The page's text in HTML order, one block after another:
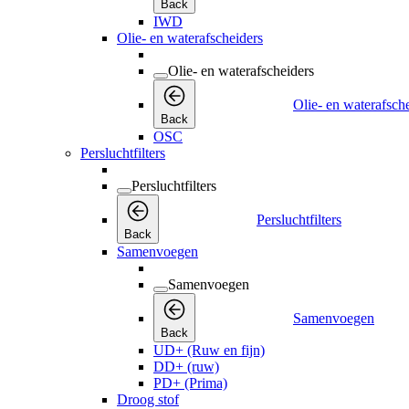
Back
IWD
Olie- en waterafscheiders
Olie- en waterafscheiders
Back
Olie- en
OSC
Persluchtfilters
Persluchtfilters
Back
Persluchtfilters
Samenvoegen
Samenvoegen
Back
Samenvoegen
UD+ (Ruw en fijn)
DD+ (ruw)
PD+ (Prima)
Droog stof